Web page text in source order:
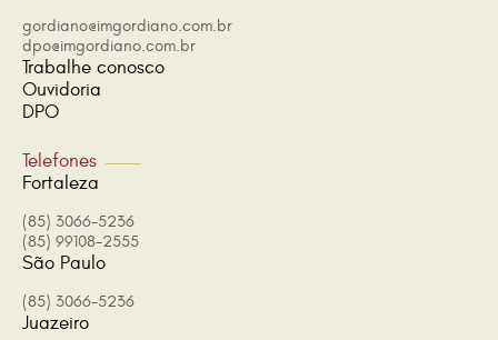
gordiano@imgordiano.com.br
dpo@imgordiano.com.br
Trabalhe conosco
Ouvidoria
DPO
Telefones
Fortaleza
(85) 3066-5236
(85) 99108-2555
São Paulo
(85) 3066-5236
Juazeiro